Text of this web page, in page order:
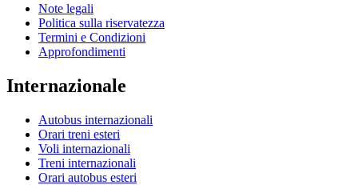
Note legali
Politica sulla riservatezza
Termini e Condizioni
Approfondimenti
Internazionale
Autobus internazionali
Orari treni esteri
Voli internazionali
Treni internazionali
Orari autobus esteri